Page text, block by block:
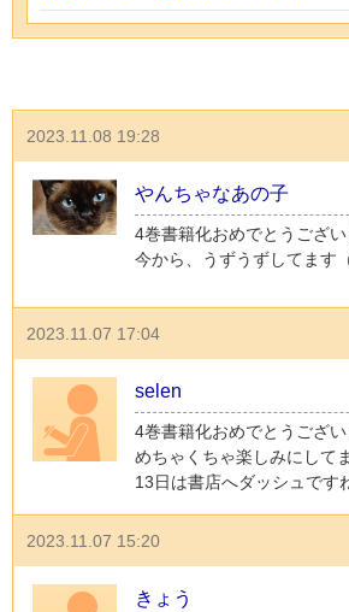
2023.11.08 19:28
やんちゃなあの子
4巻書籍化おめでとうござ
今から、うずうずしてます（
2023.11.07 17:04
selen
4巻書籍化おめでとうござ
めちゃくちゃ楽しみにして
13日は書店へダッシュです
2023.11.07 15:20
きょう